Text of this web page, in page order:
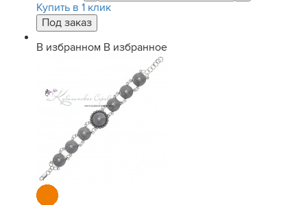
Купить в 1 клик
В избранном В избранное